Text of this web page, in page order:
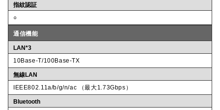
指紋認証
○
通信機能
LAN*3
10Base-T/100Base-TX
無線LAN
IEEE802.11a/b/g/n/ac （最大1.73Gbps）
Bluetooth